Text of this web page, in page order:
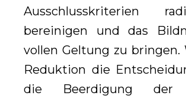
Ausschlusskriterien
bereinigen und das
vollen Geltung zu bringen.
Reduktion die
die Beerdigung der